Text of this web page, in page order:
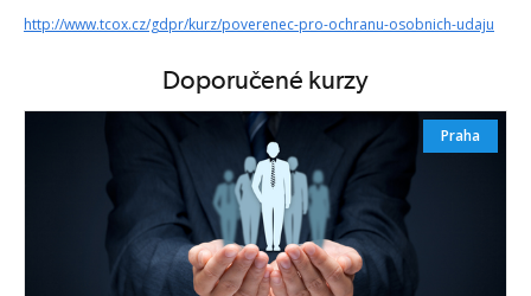
http://www.tcox.cz/gdpr/kurz/poverenec-pro-ochranu-osobnich-udaju
Doporučené kurzy
Praha